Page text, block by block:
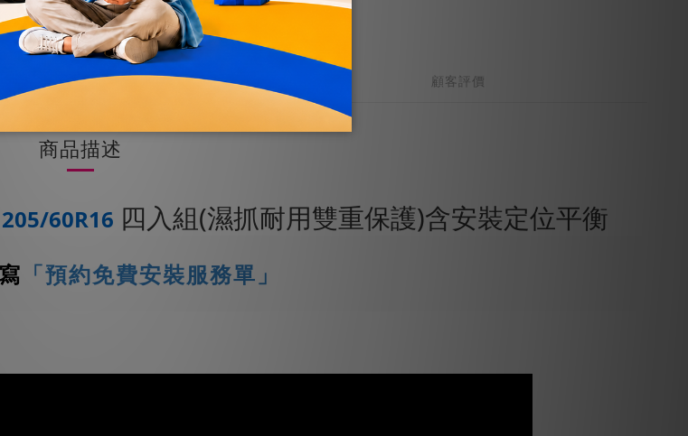
送貨及付款方式 顧客評價
商品描述
205/60R16 四入組(濕抓耐用雙重保護)含安裝定位平衡
「預約免費安裝服務單」